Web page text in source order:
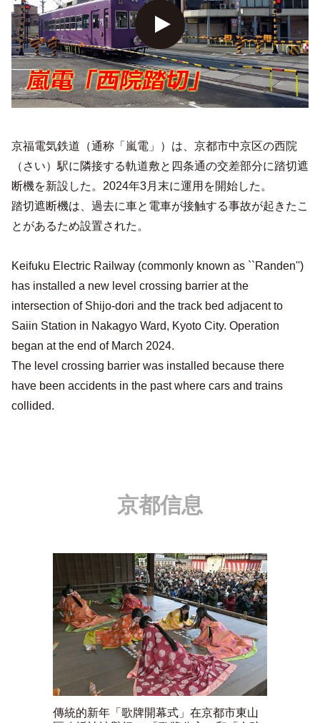
京福電気鉄道（通称「嵐電」）は、京都市中京区の西院
（さい）駅に隣接する軌道敷と四条通の交差部分に踏切遮
断機を新設した。2024年3月末に運用を開始した。
踏切遮断機は、過去に車と電車が接触する事故が起きたこ
とがあるため設置された。
Keifuku Electric Railway (commonly known as ``Randen'')
has installed a new level crossing barrier at the
intersection of Shijo-dori and the track bed adjacent to
Saiin Station in Nakagyo Ward, Kyoto City. Operation
began at the end of March 2024.
The level crossing barrier was installed because there
have been accidents in the past where cars and trains
collided.
京都信息
傳統的新年「歌牌開幕式」在京都市東山